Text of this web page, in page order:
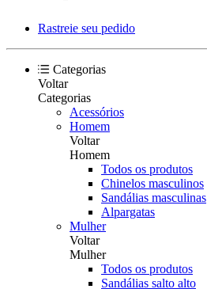
Rastreie seu pedido
Categorias
Voltar
Categorias
Acessórios
Homem
Voltar
Homem
Todos os produtos
Chinelos masculinos
Sandálias masculinas
Alpargatas
Mulher
Voltar
Mulher
Todos os produtos
Sandálias salto alto